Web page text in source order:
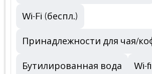
Wi-Fi (беспл.)
Принадлежности для чая/
Бутилированная вода Wi-fi